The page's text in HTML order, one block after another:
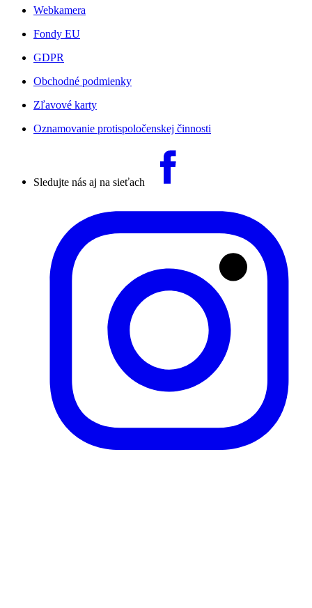
Webkamera
Fondy EU
GDPR
Obchodné podmienky
Zľavové karty
Oznamovanie protispoločenskej činnosti
Sledujte nás aj na sieťach